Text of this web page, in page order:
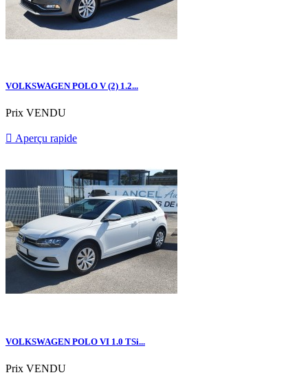
VOLKSWAGEN POLO V (2) 1.2...
Prix VENDU
 Aperçu rapide
VOLKSWAGEN POLO VI 1.0 TSi...
Prix VENDU